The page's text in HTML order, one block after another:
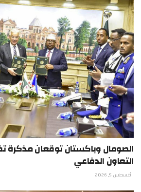
الصومال وباكستان توقعان مذكرة
التعاون الدفاعي
أغسطس 5, 2026